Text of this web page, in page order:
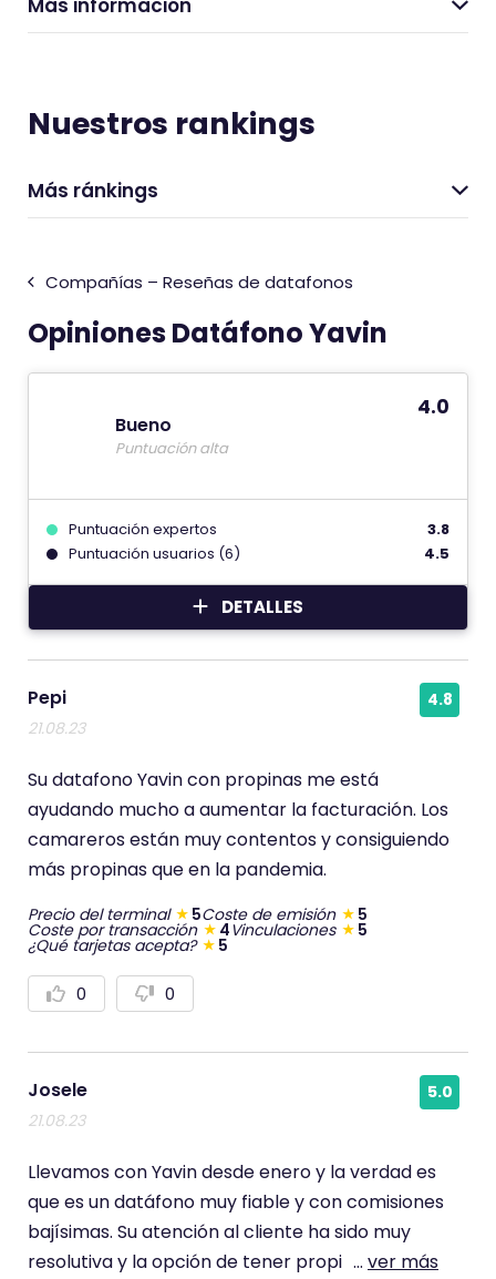
Más información
Nuestros rankings
Más ránkings
Compañías – Reseñas de datafonos
Opiniones Datáfono Yavin
Bueno
Puntuación alta
4.0
Puntuación expertos
3.8
Puntuación usuarios (6)
4.5
DETALLES
Pepi
21.08.23
4.8
Su datafono Yavin con propinas me está
ayudando mucho a aumentar la facturación. Los
camareros están muy contentos y consiguiendo
más propinas que en la pandemia.
Precio del terminal 5Coste de emisión 5
Coste por transacción 4Vinculaciones 5
¿Qué tarjetas acepta? 5
V
o
a
p
o
s
i
i
v
a
e
n
t
0 V
o
a
i
v
a
e
n
t
0
Josele
21.08.23
5.0
Llevamos con Yavin desde enero y la verdad es
que es un datáfono muy fiable y con comisiones
bajísimas. Su atención al cliente ha sido muy
resolutiva y la opción de tener propi ... ver más